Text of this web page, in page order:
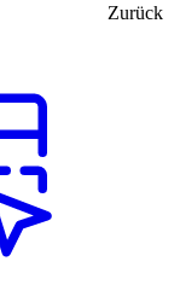
Zurück